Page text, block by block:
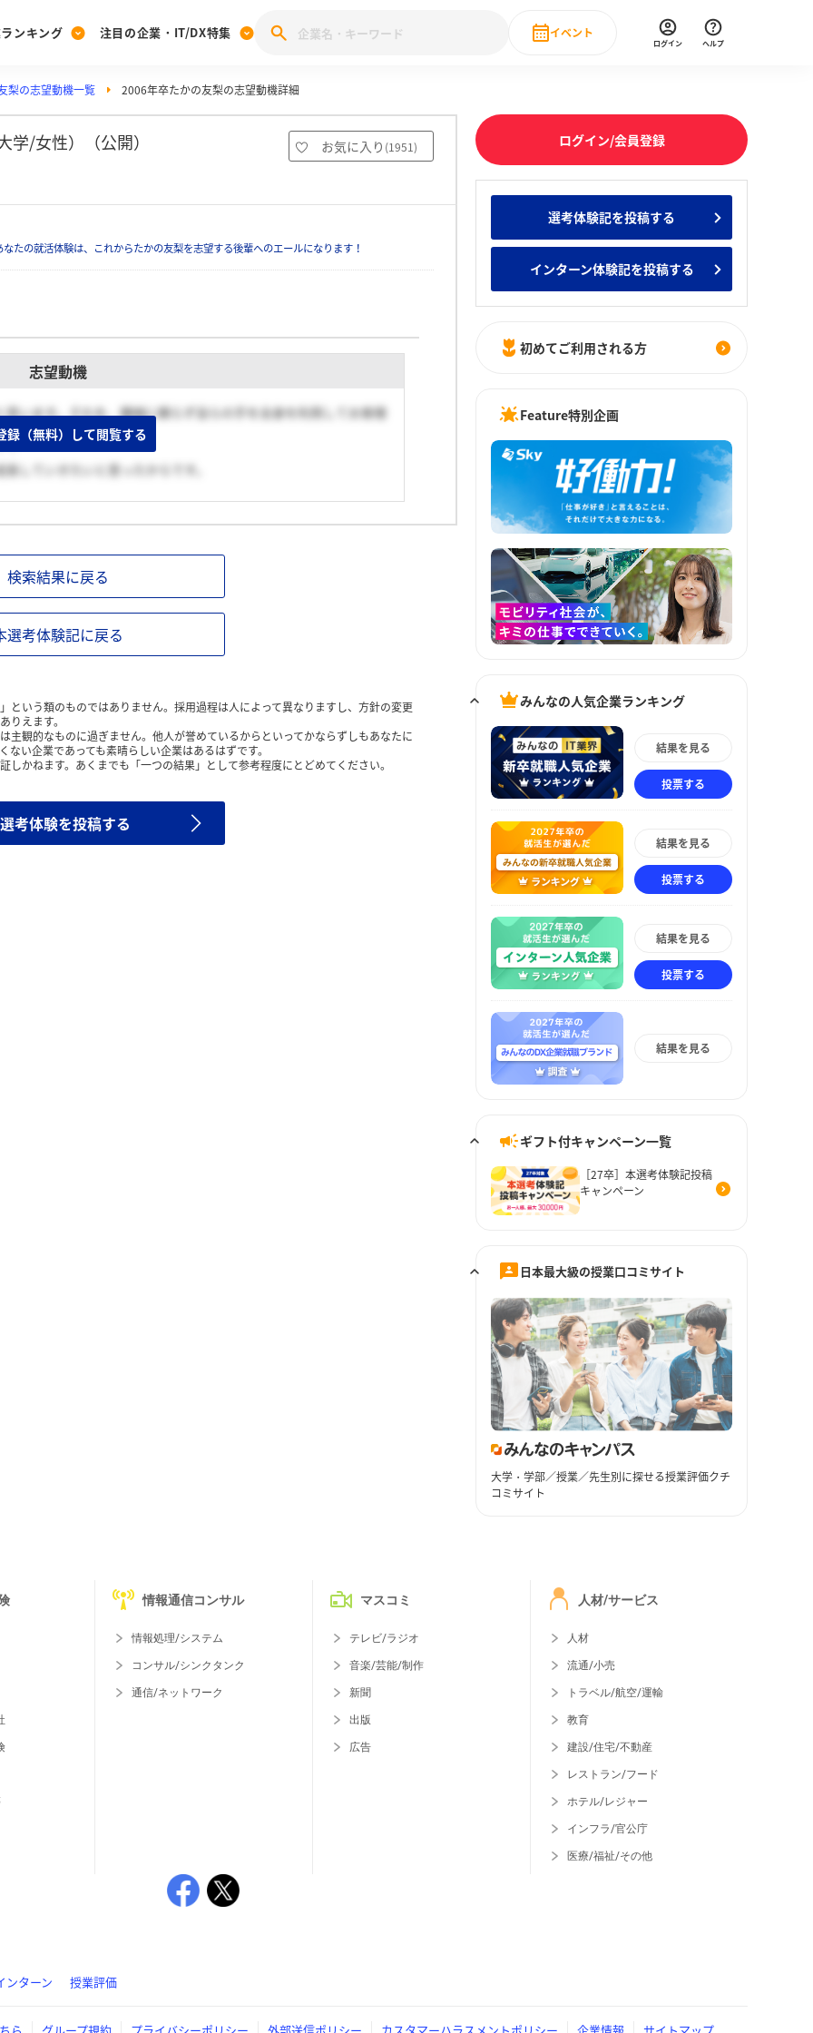
[27卒] 本選考体験記投稿キャンペーン
ンキング
みんなのDX企業就職ブランド調査
みんなの新卒就職人気企業ランキング みんなのインターン人気企業ランキ
注目の企業・IT/DX特集
28卒 IT・DX現場社員インタビュー
イベント
直近のイベント一覧
ログイン ヘルプ
梨の志望動機一覧 2006年卒たかの友梨の志望動機詳細
/女性）（公開） お気に入り (1951)
たの就活体験は、これからたかの友梨を志望する後輩へのエールになります！
志望動機
います。それを、機械に頼らず自らの手を全身を利用してお客様
職業だと感じました。
・
していきたいと思ったからです。
録（無料）して閲覧する
検索結果に戻る
選考体験記に戻る
という類のものではありません。採用過程は人によって異なりますし、方針の変更
りえます。
主観的なものに過ぎません。他人が誉めているからといってかならずしもあなたに
い企業であっても素晴らしい企業はあるはずです。
かねます。あくまでも「一つの結果」として参考程度にとどめてください。
考体験を投稿する
ログイン/会員登録
選考体験記を投稿する
インターン体験記を投稿する
初めてご利用される方
Feature特別企画
みんなの人気企業ランキング
結果を見る
投票する
結果を見る
投票する
結果を見る
投票する
結果を見る
ギフト付キャンペーン一覧
［27卒］本選考体験記投稿
キャンペーン
日本最大級の授業口コミサイト
大学・学部／授業／先生別に探せる授業評価クチ
コミサイト
情報通信コンサル
情報処理/システム
コンサル/シンクタンク
通信/ネットワーク
マスコミ
テレビ/ラジオ
音楽/芸能/制作
新聞
出版
広告
人材/サービス
人材
流通/小売
トラベル/航空/運輸
教育
建設/住宅/不動産
レストラン/フード
ホテル/レジャー
インフラ/官公庁
医療/福祉/その他
ンターン 授業評価